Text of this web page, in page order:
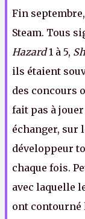
Fin
Steam. Tous
Hazard1 à 5,
ils étaient
des concours
fait pas à
échanger, sur
développeur
chaque fois.
avec laquelle
ont contourné